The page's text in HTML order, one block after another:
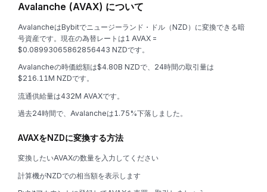
Avalanche (AVAX) について
AvalancheはBybitでニュージーランド・ドル（NZD）に変換できる暗
号資産です。現在の為替レートは1 AVAX =
$0.08993065862856443 NZDです。
Avalancheの時価総額は$4.80B NZDで、24時間の取引量は
$216.11M NZDです。
流通供給量は432M AVAXです。
過去24時間で、Avalancheは1.75%下落しました。
AVAXをNZDに変換する方法
変換したいAVAXの数量を入力してください
計算機がNZDでの相当額を表示します